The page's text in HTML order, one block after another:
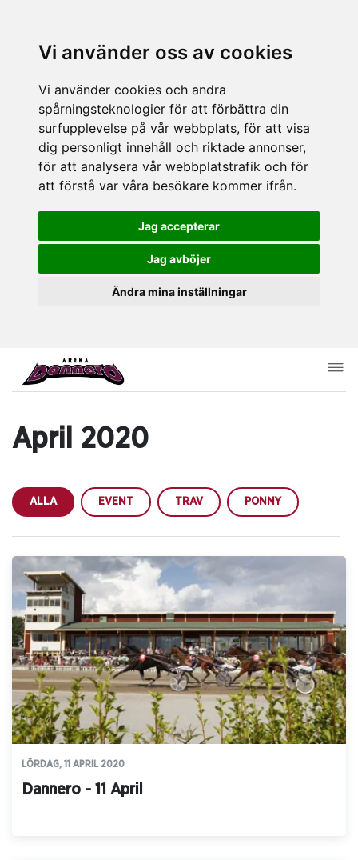
Vi använder oss av cookies
Vi använder cookies och andra
spårningsteknologier för att förbättra din
surfupplevelse på vår webbplats, för att visa
dig personligt innehåll och riktade annonser,
för att analysera vår webbplatstrafik och för
att förstå var våra besökare kommer ifrån.
Jag accepterar
Jag avböjer
Ändra mina inställningar
April 2020
ALLA EVENT TRAV PONNY
LÖRDAG, 11 APRIL 2020
Dannero - 11 April